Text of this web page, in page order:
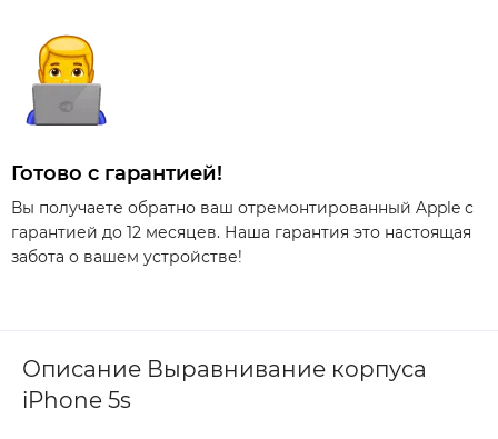
Готово с гарантией!
Вы получаете обратно ваш отремонтированный Apple с
гарантией до 12 месяцев. Наша гарантия это настоящая
забота о вашем устройстве!
Описание Выравнивание корпуса
iPhone 5s